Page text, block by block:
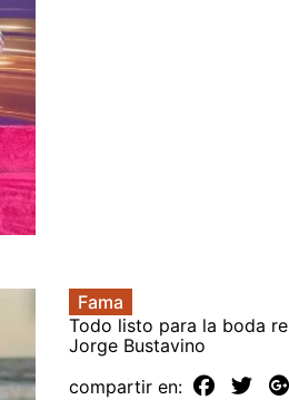
Fama
Todo listo para la boda
Jorge Bustavino
compartir en: